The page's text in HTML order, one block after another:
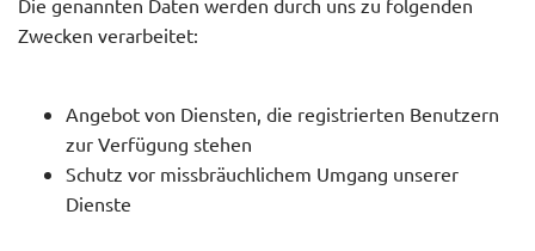
Die genannten Daten werden durch uns zu folgenden
Zwecken verarbeitet:
Angebot von Diensten, die registrierten Benutzern
zur Verfügung stehen
Schutz vor missbräuchlichem Umgang unserer
Dienste